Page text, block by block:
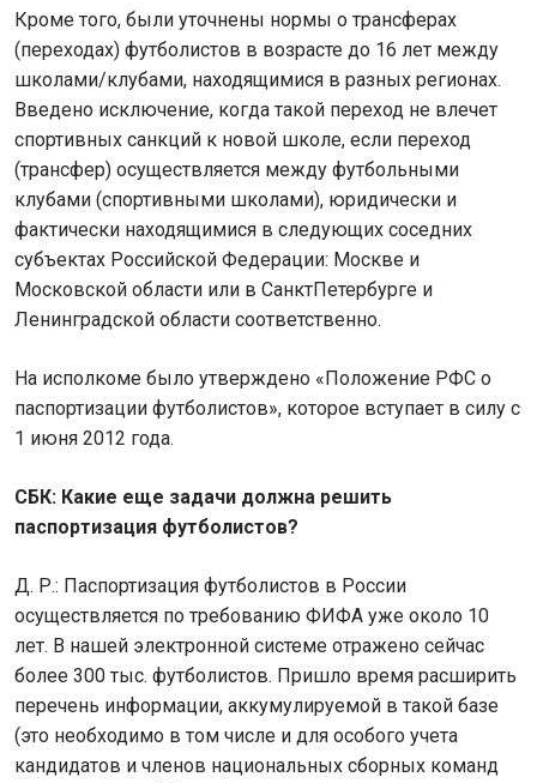
Кроме того, были уточнены нормы о трансферах
(переходах) футболистов в возрасте до 16 лет между
школами/клубами, находящимися в разных регионах.
Введено исключение, когда такой переход не влечет
спортивных санкций к новой школе, если переход
(трансфер) осуществляется между футбольными
клубами (спортивными школами), юридически и
фактически находящимися в следующих соседних
субъектах Российской Федерации: Москве и
Московской области или в СанктПетербурге и
Ленинградской области соответственно.
На исполкоме было утверждено «Положение РФС о
паспортизации футболистов», которое вступает в силу с
1 июня 2012 года.
СБК: Какие еще задачи должна решить
паспортизация футболистов?
Д. Р.: Паспортизация футболистов в России
осуществляется по требованию ФИФА уже около 10
лет. В нашей электронной системе отражено сейчас
более 300 тыс. футболистов. Пришло время расширить
перечень информации, аккумулируемой в такой базе
(это необходимо в том числе и для особого учета
кандидатов и членов национальных сборных команд